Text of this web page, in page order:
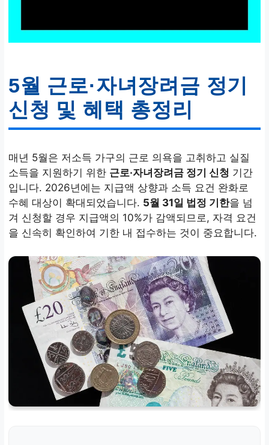
5월 근로·자녀장려금 정기
신청 및 혜택 총정리
매년 5월은 저소득 가구의 근로 의욕을 고취하고 실질
소득을 지원하기 위한 근로·자녀장려금 정기 신청 기간
입니다. 2026년에는 지급액 상향과 소득 요건 완화로
수혜 대상이 확대되었습니다. 5월 31일 법정 기한을 넘
겨 신청할 경우 지급액의 10%가 감액되므로, 자격 요건
을 신속히 확인하여 기한 내 접수하는 것이 중요합니다.